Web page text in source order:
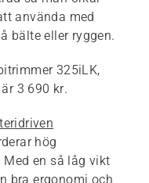
använda med
bälte eller ryggen.
325iLK,
3 690 kr.
hög
en så låg vikt
bra ergonomi och